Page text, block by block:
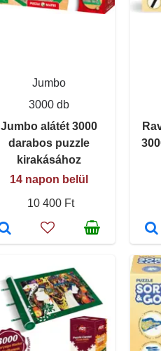
Jumbo
3000 db
Jumbo alátét 3000
darabos puzzle
kirakásához
14 napon belül
10 400 Ft